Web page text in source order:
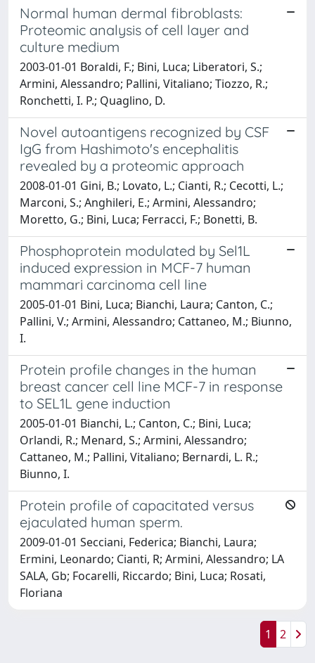
Normal human dermal fibroblasts:
Proteomic analysis of cell layer and
culture medium
2003-01-01 Boraldi, F.; Bini, Luca; Liberatori, S.;
Armini, Alessandro; Pallini, Vitaliano; Tiozzo, R.;
Ronchetti, I. P.; Quaglino, D.
Novel autoantigens recognized by CSF
IgG from Hashimoto's encephalitis
revealed by a proteomic approach
2008-01-01 Gini, B.; Lovato, L.; Cianti, R.; Cecotti, L.;
Marconi, S.; Anghileri, E.; Armini, Alessandro;
Moretto, G.; Bini, Luca; Ferracci, F.; Bonetti, B.
Phosphoprotein modulated by Sel1L
induced expression in MCF-7 human
mammari carcinoma cell line
2005-01-01 Bini, Luca; Bianchi, Laura; Canton, C.;
Pallini, V.; Armini, Alessandro; Cattaneo, M.; Biunno,
I.
Protein profile changes in the human
breast cancer cell line MCF-7 in response
to SEL1L gene induction
2005-01-01 Bianchi, L.; Canton, C.; Bini, Luca;
Orlandi, R.; Menard, S.; Armini, Alessandro;
Cattaneo, M.; Pallini, Vitaliano; Bernardi, L. R.;
Biunno, I.
Protein profile of capacitated versus
ejaculated human sperm.
2009-01-01 Secciani, Federica; Bianchi, Laura;
Ermini, Leonardo; Cianti, R; Armini, Alessandro; LA
SALA, Gb; Focarelli, Riccardo; Bini, Luca; Rosati,
Floriana
1 2